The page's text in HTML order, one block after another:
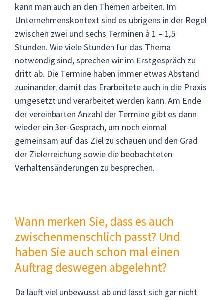
kann man auch an den Themen arbeiten. Im
Unternehmenskontext sind es übrigens in der Regel
zwischen zwei und sechs Terminen à 1 – 1,5
Stunden. Wie viele Stunden für das Thema
notwendig sind, sprechen wir im Erstgespräch zu
dritt ab. Die Termine haben immer etwas Abstand
zueinander, damit das Erarbeitete auch in die Praxis
umgesetzt und verarbeitet werden kann. Am Ende
der vereinbarten Anzahl der Termine gibt es dann
wieder ein 3er-Gespräch, um noch einmal
gemeinsam auf das Ziel zu schauen und den Grad
der Zielerreichung sowie die beobachteten
Verhaltensänderungen zu besprechen.
Wann merken Sie, dass es auch
zwischenmenschlich passt? Und
haben Sie auch schon mal einen
Auftrag deswegen abgelehnt?
Da läuft viel unbewusst ab und lässt sich gar nicht